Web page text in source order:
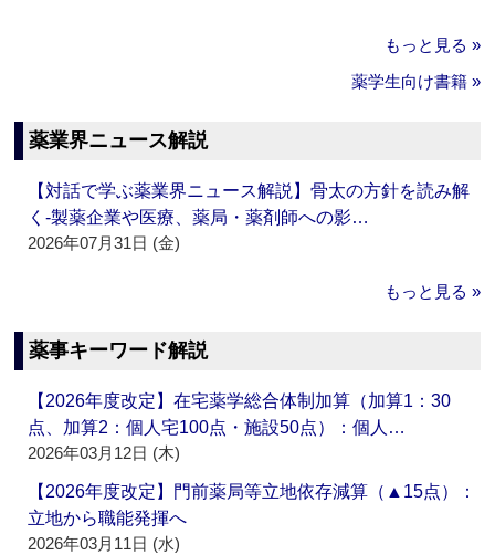
もっと見る »
薬学生向け書籍 »
薬業界ニュース解説
【対話で学ぶ薬業界ニュース解説】骨太の方針を読み解
く‐製薬企業や医療、薬局・薬剤師への影…
2026年07月31日 (金)
もっと見る »
薬事キーワード解説
【2026年度改定】在宅薬学総合体制加算（加算1：30
点、加算2：個人宅100点・施設50点）：個人…
2026年03月12日 (木)
【2026年度改定】門前薬局等立地依存減算（▲15点）：
立地から職能発揮へ
2026年03月11日 (水)